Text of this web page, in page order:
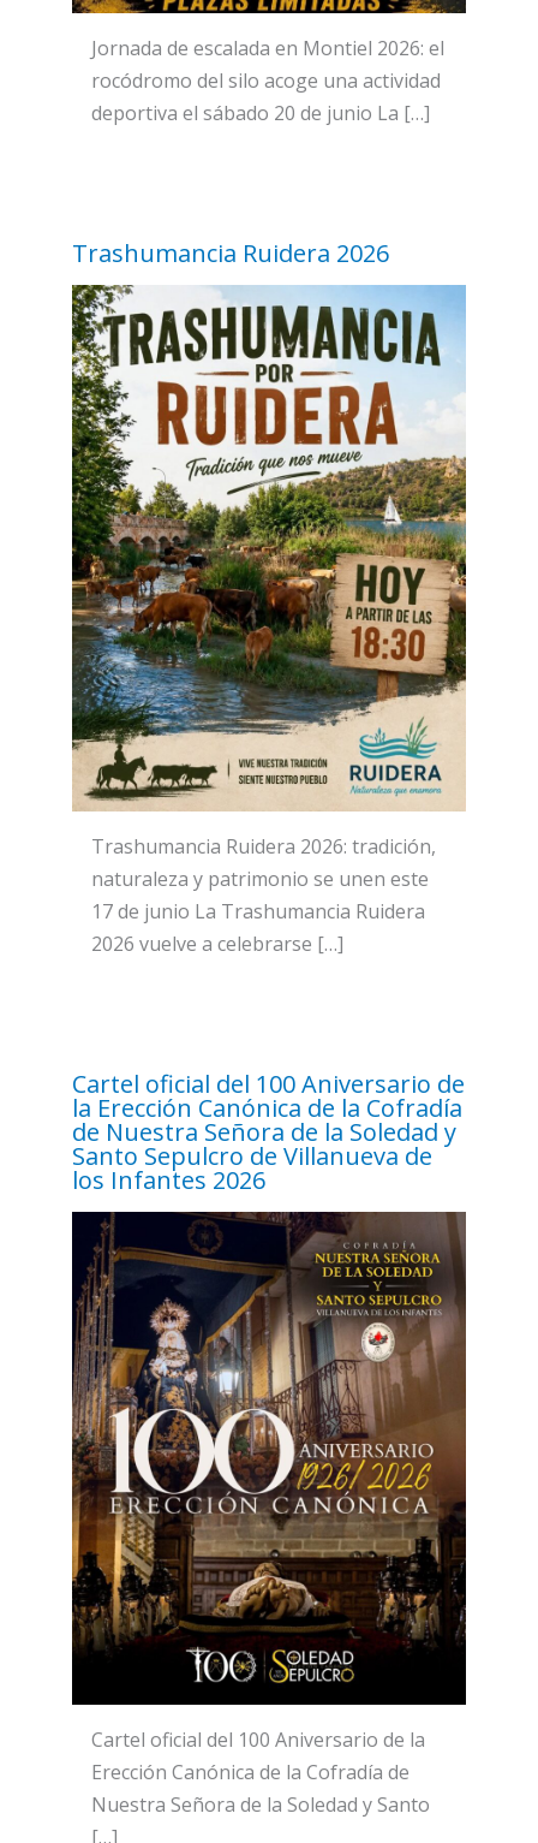
Jornada de escalada en Montiel 2026: el
rocódromo del silo acoge una actividad
deportiva el sábado 20 de junio La […]
Trashumancia Ruidera 2026
Trashumancia Ruidera 2026: tradición,
naturaleza y patrimonio se unen este
17 de junio La Trashumancia Ruidera
2026 vuelve a celebrarse […]
Cartel oficial del 100 Aniversario de
la Erección Canónica de la Cofradía
de Nuestra Señora de la Soledad y
Santo Sepulcro de Villanueva de
los Infantes 2026
Cartel oficial del 100 Aniversario de la
Erección Canónica de la Cofradía de
Nuestra Señora de la Soledad y Santo
[…]